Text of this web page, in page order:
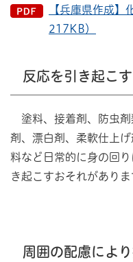
【兵庫県作成】
217KB）
反応を引き起こ
塗料、接着剤、防虫剤
剤、漂白剤、柔軟仕上
料など日常的に身の回
き起こすおそれがありま
周囲の配慮によ